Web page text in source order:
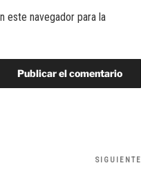
este navegador para la
SIGUIENTE